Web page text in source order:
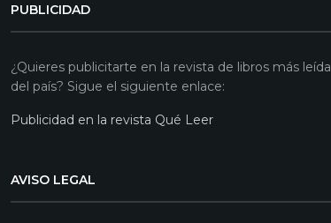
PUBLICIDAD
¿Quieres publicitarte en la revista de libros más leída
del país? Sigue el siguiente enlace:
Publicidad en la revista Qué Leer
AVISO LEGAL